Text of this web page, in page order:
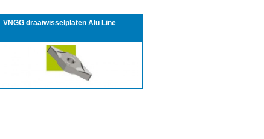
VNGG draaiwisselplaten Alu Line